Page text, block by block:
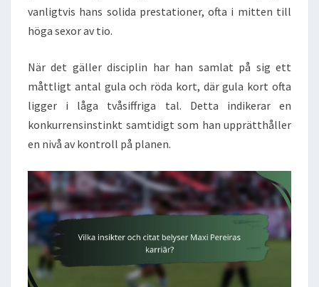
vanligtvis hans solida prestationer, ofta i mitten till
höga sexor av tio.
När det gäller disciplin har han samlat på sig ett
måttligt antal gula och röda kort, där gula kort ofta
ligger i låga tvåsiffriga tal. Detta indikerar en
konkurrensinstinkt samtidigt som han upprätthåller
en nivå av kontroll på planen.